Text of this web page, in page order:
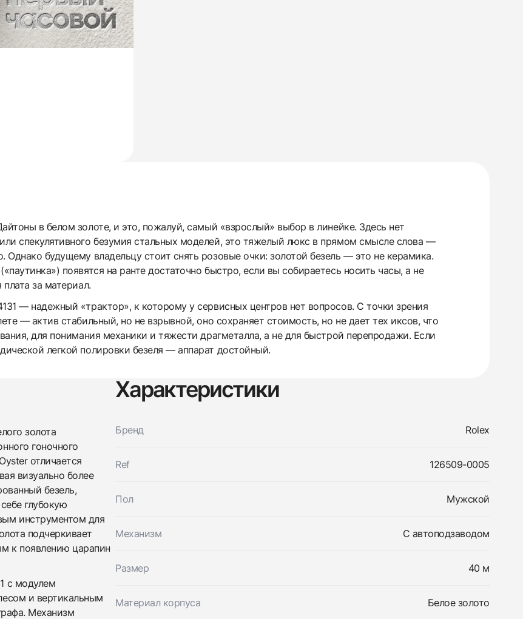
в белом золоте, и это, пожалуй, самый «взрослый» выбор в линейке. Здесь нет
спекулятивного безумия стальных моделей, это тяжелый люкс в прямом смысле слова —
Однако будущему владельцу стоит снять розовые очки: золотой безель — это не керамика.
появятся на ранте достаточно быстро, если вы собираетесь носить часы, а не
за материал.
— надежный «трактор», к которому у сервисных центров нет вопросов. С точки зрения
— актив стабильный, но не взрывной, оно сохраняет стоимость, но не дает тех иксов, что
для понимания механики и тяжести драгметалла, а не для быстрой перепродажи. Если
легкой полировки безеля — аппарат достойный.
золота
гоночного
отличается
визуально более
безель,
глубокую
инструментом для
подчеркивает
к появлению царапин
с модулем
и вертикальным
Механизм
Характеристики
Бренд Rolex
Ref 126509-0005
Пол Мужской
Механизм С автоподзаводом
Размер 40 м
Материал корпуса Белое золото
эти часы
ваши контактные данные и мы свяжемся с
Rolex
Cosmograph Daytona White Gold Blue Dial
ин часов
ваши контактные данные и мы свяжемся с
Rolex
Cosmograph Daytona White Gold Blue Dial
НовыеКоробка + Документы
$60,800